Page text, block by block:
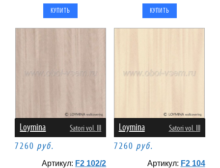
Loymina Satori vol. III
7260 руб.
Артикул: F2 102/2
Loymina Satori vol. III
7260 руб.
Артикул: F2 104